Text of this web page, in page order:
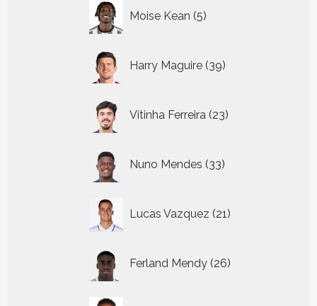
Moise Kean 5
producten
Harry Maguire 39
producten
Vitinha Ferreira 23
producten
Nuno Mendes 33
producten
Lucas Vazquez 21
producten
Ferland Mendy 26
producten